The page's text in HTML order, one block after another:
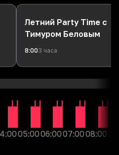
& Portugal The Man
Ocean
Летний Party Time с
Тимуром Беловым
8:003 часа
05:0006:0007:0008:00